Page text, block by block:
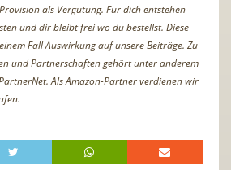
als Vergütung. Für dich entstehen
und dir bleibt frei wo du bestellst. Diese
Fall Auswirkung auf unsere Beiträge. Zu
und Partnerschaften gehört unter anderem
Als Amazon-Partner verdienen wir